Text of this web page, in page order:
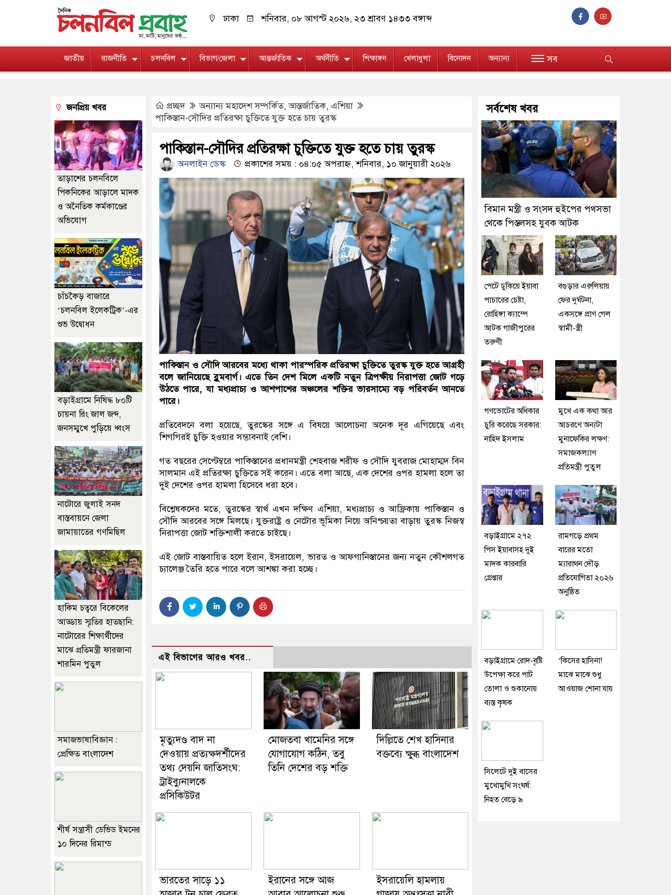
ঢাকা শনিবার, ০৮ আগস্ট ২০২৬, ২৩ শ্রাবণ ১৪৩৩ বঙ্গাব্দ
জাতীয় রাজনীতি চলনবিল বিভাগ/জেলা আন্তর্জাতিক অর্থনীতি শিক্ষাঙ্গন খেলাধুলা বিনোদন অন্যান্য সব
প্রচ্ছদ অন্যান্য মহাদেশ সম্পর্কিত,আন্তর্জাতিক, এশিয়া
পাকিস্তান-সৌদির প্রতিরক্ষা চুক্তিতে যুক্ত হতে চায় তুরস্ক
পাকিস্তান-সৌদির প্রতিরক্ষা চুক্তিতে যুক্ত হতে চায় তুরস্ক
অনলাইন ডেস্ক প্রকাশের সময় : ০৪:০৫ অপরাহ্ন, শনিবার, ১০ জানুয়ারী ২০২৬
পাকিস্তান ও সৌদি আরবের মধ্যে থাকা পারস্পরিক প্রতিরক্ষা চুক্তিতে তুরস্ক যুক্ত হতে আগ্রহী
বলে জানিয়েছে ব্লুমবার্গ। এতে তিন দেশ মিলে একটি নতুন ত্রিপক্ষীয় নিরাপত্তা জোট গড়ে
উঠতে পারে, যা মধ্যপ্রাচ্য ও আশপাশের অঞ্চলের শক্তির ভারসাম্যে বড় পরিবর্তন আনতে
পারে।
প্রতিবেদনে বলা হয়েছে, তুরস্কের সঙ্গে এ বিষয়ে আলোচনা অনেক দূর এগিয়েছে এবং
শিগগিরই চুক্তি হওয়ার সম্ভাবনাই বেশি।
গত বছরের সেপ্টেম্বরে পাকিস্তানের প্রধানমন্ত্রী শেহবাজ শরীফ ও সৌদি যুবরাজ মোহাম্মদ বিন
সালমান এই প্রতিরক্ষা চুক্তিতে সই করেন। এতে বলা আছে, এক দেশের ওপর হামলা হলে তা
দুই দেশের ওপর হামলা হিসেবে ধরা হবে।
বিশ্লেষকদের মতে, তুরস্কের স্বার্থ এখন দক্ষিণ এশিয়া, মধ্যপ্রাচ্য ও আফ্রিকায় পাকিস্তান ও
সৌদি আরবের সঙ্গে মিলছে। যুক্তরাষ্ট্র ও নেটোর ভূমিকা নিয়ে অনিশ্চয়তা বাড়ায় তুরস্ক নিজস্ব
নিরাপত্তা জোট শক্তিশালী করতে চাইছে।
এই জোট বাস্তবায়িত হলে ইরান, ইসরায়েল, ভারত ও আফগানিস্তানের জন্য নতুন কৌশলগত
চ্যালেঞ্জ তৈরি হতে পারে বলে আশঙ্কা করা হচ্ছে।
এই বিভাগের আরও খবর..
মৃত্যুদণ্ড বাদ না
দেওয়ায় প্রত্যক্ষদর্শীদের
তথ্য দেয়নি জাতিসংঘ:
ট্রাইব্যুনালকে
প্রসিকিউটর
মোজতবা খামেনির সঙ্গে
যোগাযোগ কঠিন, তবু
তিনি দেশের বড় শক্তি
দিল্লিতে শেখ হাসিনার
বক্তব্যে ক্ষুব্ধ বাংলাদেশ
ভারতের সাড়ে ১১
ইরানের সঙ্গে আজ
ইসরায়েলি হামলায়
জনপ্রিয় খবর
তাড়াশের চলনবিলে
পিকনিকের আড়ালে মাদক
ও অনৈতিক কর্মকাণ্ডের
অভিযোগ
চাঁচকৈড় বাজারে
‘চলনবিল ইলেকট্রিক’-এর
শুভ উদ্বোধন
বড়াইগ্রামে নিষিদ্ধ ৮০টি
চায়না রিং জাল জব্দ,
জনসম্মুখে পুড়িয়ে ধ্বংস
নাটোরে জুলাই সনদ
বাস্তবায়নে জেলা
জামায়াতের গণমিছিল
হাকিম চত্বরে বিকেলের
আড্ডায় স্মৃতির হাতছানি:
নাটোরের শিক্ষার্থীদের
মাঝে প্রতিমন্ত্রী ফারজানা
শারমিন পুতুল
সমাজভাষাবিজ্ঞান :
প্রেক্ষিত বাংলাদেশ
শীর্ষ সন্ত্রাসী ডেভিড ইমনের
১০ দিনের রিমান্ড
সর্বশেষ খবর
বিমান মন্ত্রী ও সংসদ হুইপের পথসভা
থেকে পিস্তলসহ যুবক আটক
পেটে ঢুকিয়ে ইয়াবা
পাচারের চেষ্টা,
রোহিঙ্গা ক্যাম্পে
আটক গাজীপুরের
তরুণী
বগুড়ার এরুলিয়ায়
ফের দুর্ঘটনা,
একসঙ্গে প্রাণ গেল
স্বামী-স্ত্রী
গণভোটের অধিকার
চুরি করেছে সরকার:
নাহিদ ইসলাম
মুখে এক কথা আর
আচরণে অন্যটা
মুনাফেকির লক্ষণ:
সমাজকল্যাণ
প্রতিমন্ত্রী পুতুল
বড়াইগ্রামে ২৭২
পিস ইয়াবাসহ দুই
মাদক কারবারি
গ্রেপ্তার
রামগড়ে প্রথম
বারের মতো
ম্যারাথন দৌড়
প্রতিযোগিতা ২০২৬
অনুষ্ঠিত
বড়াইগ্রামে রোদ-বৃষ্টি
উপেক্ষা করে পাট
তোলা ও শুকানোয়
ব্যস্ত কৃষক
‘কিসের হাসিনা!
মাঝে মাঝে শুধু
আওয়াজ শোনা যায়
সিলেটে দুই বাসের
মুখোমুখি সংঘর্ষ:
নিহত বেড়ে ৯